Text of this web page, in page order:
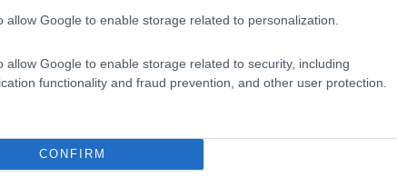
allow Google to enable storage related to personalization.
allow Google to enable storage related to security, including
functionality and fraud prevention, and other user protection.
CONFIRM
serie di salti, pirouette e passi, spesso
di pattinaggio artistico si svolgono sia in
giudicata da un panel di esperti.